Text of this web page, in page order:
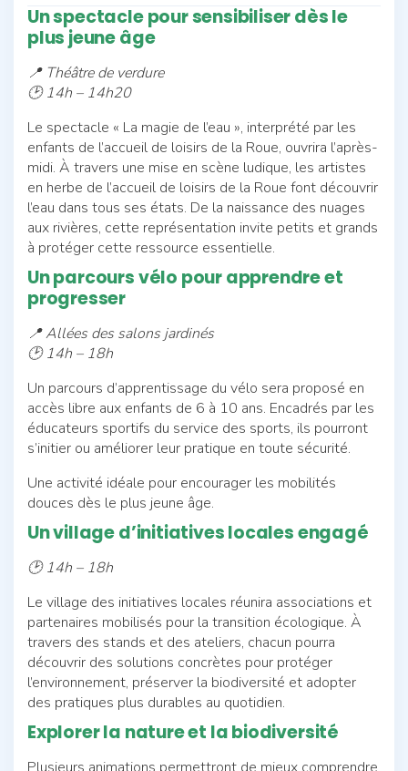
Un spectacle pour sensibiliser dès le
plus jeune âge
📍 Théâtre de verdure
🕑 14h – 14h20
Le spectacle « La magie de l’eau », interprété par les
enfants de l’accueil de loisirs de la Roue, ouvrira l’après-
midi. À travers une mise en scène ludique, les artistes
en herbe de l’accueil de loisirs de la Roue font découvrir
l’eau dans tous ses états. De la naissance des nuages
aux rivières, cette représentation invite petits et grands
à protéger cette ressource essentielle.
Un parcours vélo pour apprendre et
progresser
📍 Allées des salons jardinés
🕑 14h – 18h
Un parcours d’apprentissage du vélo sera proposé en
accès libre aux enfants de 6 à 10 ans. Encadrés par les
éducateurs sportifs du service des sports, ils pourront
s’initier ou améliorer leur pratique en toute sécurité.
Une activité idéale pour encourager les mobilités
douces dès le plus jeune âge.
Un village d’initiatives locales engagé
🕑 14h – 18h
Le village des initiatives locales réunira associations et
partenaires mobilisés pour la transition écologique. À
travers des stands et des ateliers, chacun pourra
découvrir des solutions concrètes pour protéger
l’environnement, préserver la biodiversité et adopter
des pratiques plus durables au quotidien.
Explorer la nature et la biodiversité
Plusieurs animations permettront de mieux comprendre